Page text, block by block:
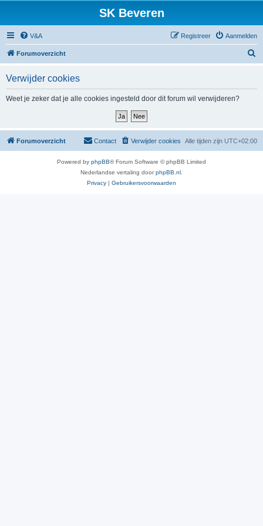
SK Beveren
V&A Aanmelden
Registreer
Forumoverzicht
Verwijder cookies
Weet je zeker dat je alle cookies ingesteld door dit forum wil verwijderen?
Forumoverzicht Alle tijden zijn UTC+02:00
Verwijder cookies
Contact
Powered by phpBB® Forum Software © phpBB Limited
Nederlandse vertaling doorphpBB.nl
Privacy | Gebruikersvoorwaarden